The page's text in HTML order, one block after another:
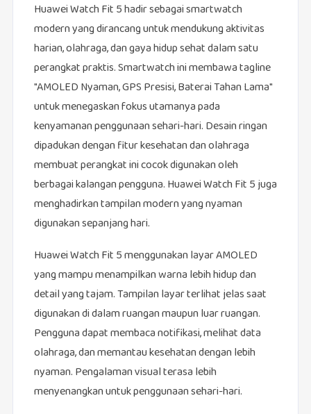
Huawei Watch Fit 5 hadir sebagai smartwatch
modern yang dirancang untuk mendukung aktivitas
harian, olahraga, dan gaya hidup sehat dalam satu
perangkat praktis. Smartwatch ini membawa tagline
"AMOLED Nyaman, GPS Presisi, Baterai Tahan Lama"
untuk menegaskan fokus utamanya pada
kenyamanan penggunaan sehari-hari. Desain ringan
dipadukan dengan fitur kesehatan dan olahraga
membuat perangkat ini cocok digunakan oleh
berbagai kalangan pengguna. Huawei Watch Fit 5 juga
menghadirkan tampilan modern yang nyaman
digunakan sepanjang hari.
Huawei Watch Fit 5 menggunakan layar AMOLED
yang mampu menampilkan warna lebih hidup dan
detail yang tajam. Tampilan layar terlihat jelas saat
digunakan di dalam ruangan maupun luar ruangan.
Pengguna dapat membaca notifikasi, melihat data
olahraga, dan memantau kesehatan dengan lebih
nyaman. Pengalaman visual terasa lebih
menyenangkan untuk penggunaan sehari-hari.